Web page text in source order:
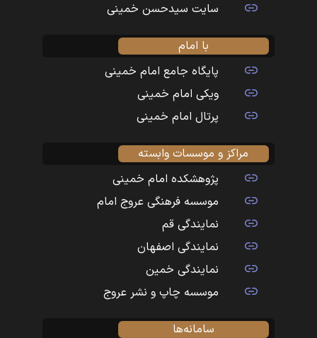
سایت سیدحسن خمینی
با امام
پایگاه جامع امام خمینی
ویکی امام خمینی
پرتال امام خمینی
مراکز و موسسات وابسته
پژوهشکده امام خمینی
موسسه فرهنگی عروج امام
نمایندگی قم
نمایندگی اصفهان
نمایندگی خمین
موسسه چاپ و نشر عروج
سامانه‌ها